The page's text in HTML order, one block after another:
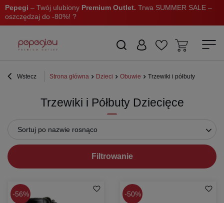
Pepegi – Twój ulubiony Premium Outlet. Trwa SUMMER SALE –
oszczędzaj do -80%! ?
Wstecz Strona główna Dzieci Obuwie Trzewiki i półbuty
Trzewiki i Półbuty Dziecięce
Sortuj po nazwie rosnąco
Filtrowanie
56% 50%